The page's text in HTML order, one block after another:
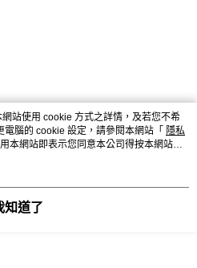
站使用 cookie 方式之詳情，及若您不希
腦的 cookie 設定，請參閱本網站「 隱私
本網站即表示您同意本公司得按本網站使
知道了